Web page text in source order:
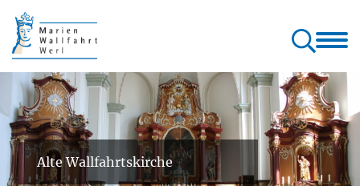
Wallfahrt
& Pilgern
& Seelsorge
der Wallfahrt& Service
Alte Wallfahrtskirche